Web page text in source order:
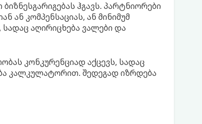
ჰგავს. პარტნიორები
კომპენსაციას, ან მინიმუმ
სადაც აღირიცხება ვალები და
კონკურენციად აქცევს, სადაც
კალკულატორით. შედეგად იზრდება